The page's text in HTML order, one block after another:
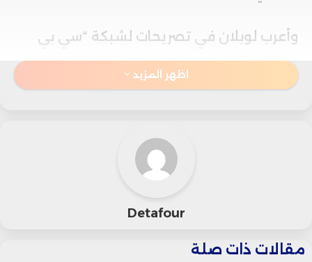
وأعرب لوبلان في تصريحات لشبكة “سي بي
إس نيوز” عن تفاؤله نتيجة المحادثات الأخيرة
التي جرت مع المسؤولين الأمريكيين، مشيرًا
لخفض هذه الرسوم الجمركية.
التجارة الأمريكي هوارد لوتنيك والممثل
التجاري جيميسون جرير كانت مشجعة، لكنه
اظهر المزيد
Detafour
مقالات ذات صلة